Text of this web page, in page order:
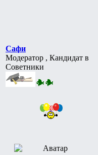
Сафи
Модератор , Кандидат в
Советники